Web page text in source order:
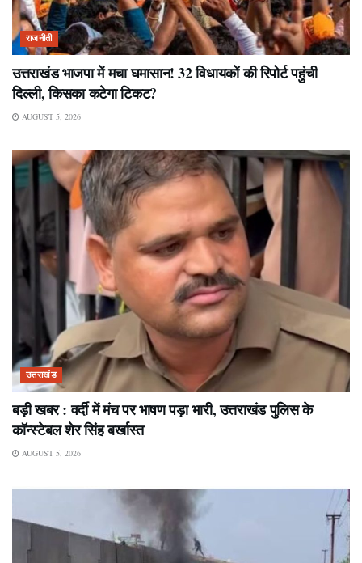
राजनीती
उत्तराखंड भाजपा में मचा घमासान! 32 विधायकों की रिपोर्ट पहुंची
दिल्ली, किसका कटेगा टिकट?
AUGUST 5, 2026
उत्तराखंड
बड़ी खबर : वर्दी में मंच पर भाषण पड़ा भारी, उत्तराखंड पुलिस के
कॉन्स्टेबल शेर सिंह बर्खास्त
AUGUST 5, 2026